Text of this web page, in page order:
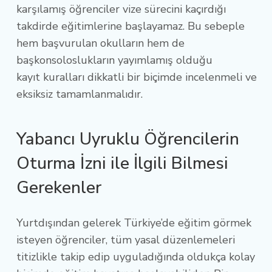
karşılamış öğrenciler vize sürecini kaçırdığı
takdirde eğitimlerine başlayamaz. Bu sebeple
hem başvurulan okulların hem de
başkonsoloslukların yayımlamış olduğu
kayıt kuralları dikkatli bir biçimde incelenmeli ve
eksiksiz tamamlanmalıdır.
Yabancı Uyruklu Öğrencilerin
Oturma İzni ile İlgili Bilmesi
Gerekenler
Yurtdışından gelerek Türkiye’de eğitim görmek
isteyen öğrenciler, tüm yasal düzenlemeleri
titizlikle takip edip uyguladığında oldukça kolay